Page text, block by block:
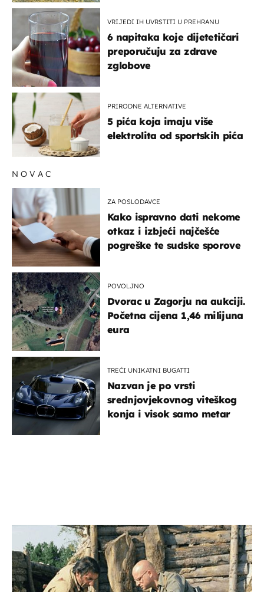
VRIJEDI IH UVRSTITI U PREHRANU
6 napitaka koje dijetetičari
preporučuju za zdrave
zglobove
PRIRODNE ALTERNATIVE
5 pića koja imaju više
elektrolita od sportskih pića
NOVAC
ZA POSLODAVCE
Kako ispravno dati nekome
otkaz i izbjeći najčešće
pogreške te sudske sporove
POVOLJNO
Dvorac u Zagorju na aukciji.
Početna cijena 1,46 milijuna
eura
TREĆI UNIKATNI BUGATTI
Nazvan je po vrsti
srednjovjekovnog viteškog
konja i visok samo metar